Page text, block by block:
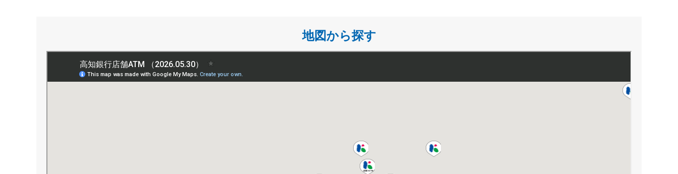
地図から探す